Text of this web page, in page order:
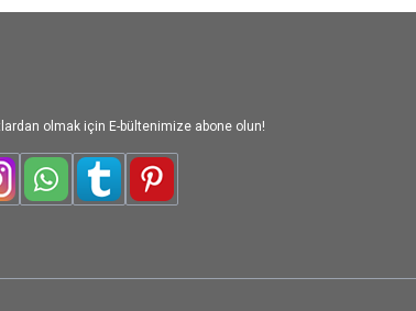
olmak için E-bültenimize abone olun!
WhatsAppTumblrPinterest